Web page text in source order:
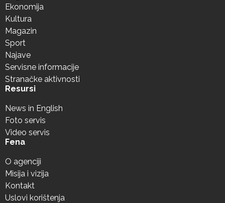
Ekonomija
Kultura
Magazin
Sport
Najave
Servisne informacije
Stranačke aktivnosti
Resursi
News in English
Foto servis
Video servis
Fena
O agenciji
Misija i vizija
Kontakt
Uslovi korištenja